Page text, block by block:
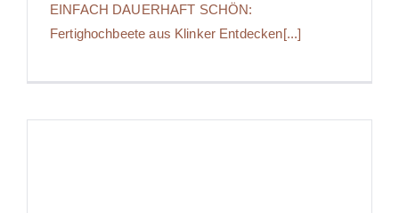
Fertighochbeete aus Klinker
EINFACH DAUERHAFT SCHÖN:
Fertighochbeete aus Klinker Entdecken[...]